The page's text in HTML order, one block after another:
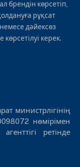
брендін көрсетіп,
рұқсат
немесе дәйексөз
көрсетілуі керек.
министрлігінің
нөмірімен
ретінде